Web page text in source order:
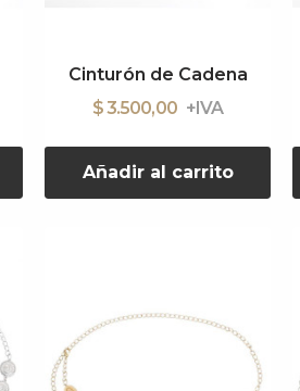
Cinturón de Cadena
$ 3.500,00
Añadir al carrito